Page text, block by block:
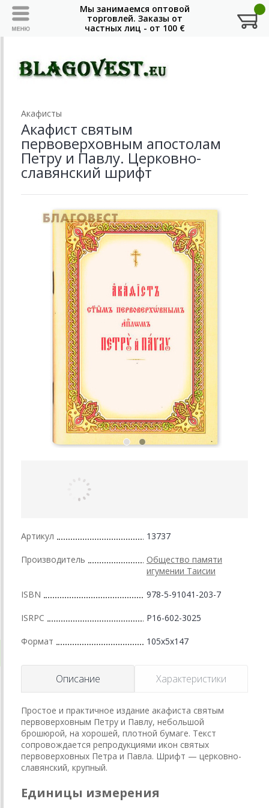
Акафисты
Акафист святым
первоверховным апостолам
Петру и Павлу. Церковно-
славянский шрифт
Артикул 13737
Производитель
Общество памяти
игумении Таисии
ISBN 978-5-91041-203-7
ISRPC Р16-602-3025
Формат 105x5x147
Описание Характеристики
Простое и практичное издание акафиста святым
первоверховным Петру и Павлу, небольшой
брошюрой, на хорошей, плотной бумаге. Текст
сопровождается репродукциями икон святых
первоверховных Петра и Павла. Шрифт — церковно-
славянский, крупный.
Единицы измерения